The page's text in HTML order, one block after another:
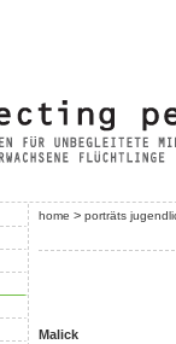
home > porträts
Malick